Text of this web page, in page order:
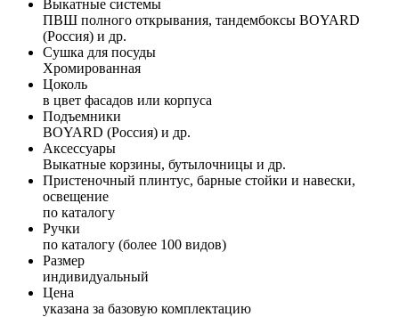
Выкатные системы
ПВШ полного открывания, тандембоксы BOYARD
(Россия) и др.
Сушка для посуды
Хромированная
Цоколь
в цвет фасадов или корпуса
Подъемники
BOYARD (Россия) и др.
Аксессуары
Выкатные корзины, бутылочницы и др.
Пристеночный плинтус, барные стойки и навески,
освещение
по каталогу
Ручки
по каталогу (более 100 видов)
Размер
индивидуальный
Цена
указана за базовую комплектацию